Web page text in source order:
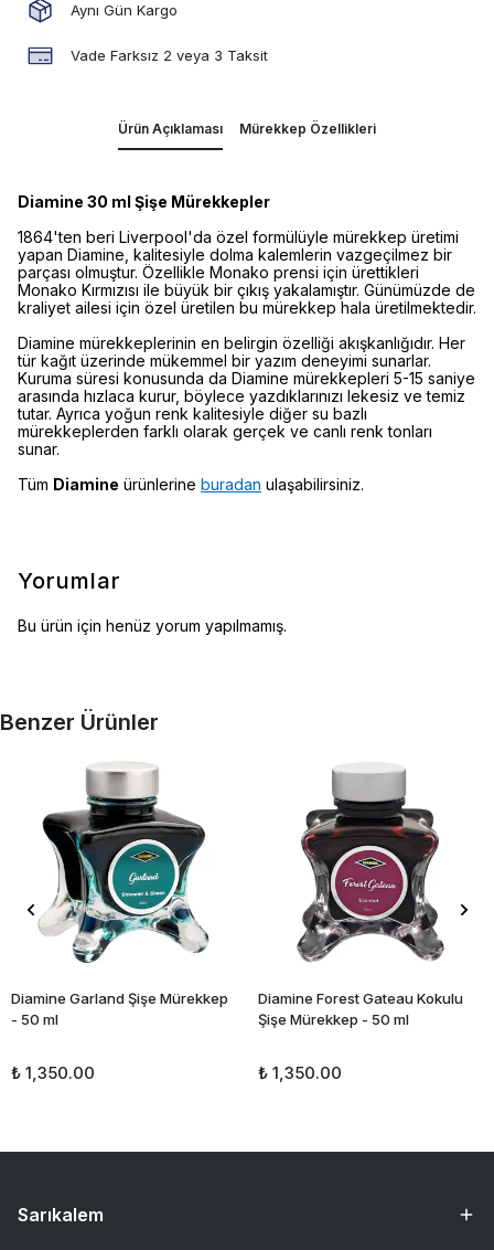
Aynı Gün Kargo
Vade Farksız 2 veya 3 Taksit
Ürün Açıklaması Mürekkep Özellikleri
Diamine 30 ml Şişe Mürekkepler
1864'ten beri Liverpool'da özel formülüyle mürekkep üretimi
yapan Diamine, kalitesiyle dolma kalemlerin vazgeçilmez bir
parçası olmuştur. Özellikle Monako prensi için ürettikleri
Monako Kırmızısı ile büyük bir çıkış yakalamıştır. Günümüzde de
kraliyet ailesi için özel üretilen bu mürekkep hala üretilmektedir.
Diamine mürekkeplerinin en belirgin özelliği akışkanlığıdır. Her
tür kağıt üzerinde mükemmel bir yazım deneyimi sunarlar.
Kuruma süresi konusunda da Diamine mürekkepleri 5-15 saniye
arasında hızlaca kurur, böylece yazdıklarınızı lekesiz ve temiz
tutar. Ayrıca yoğun renk kalitesiyle diğer su bazlı
mürekkeplerden farklı olarak gerçek ve canlı renk tonları
sunar.
Tüm Diamine ürünlerine buradan ulaşabilirsiniz.
Yorumlar
Bu ürün için henüz yorum yapılmamış.
Benzer Ürünler
Diamine Garland Şişe Mürekkep
- 50 ml
₺ 1,350.00
Diamine Forest Gateau Kokulu
Şişe Mürekkep - 50 ml
₺ 1,350.00
Sarıkalem